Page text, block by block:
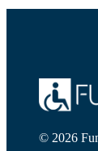
© 2026